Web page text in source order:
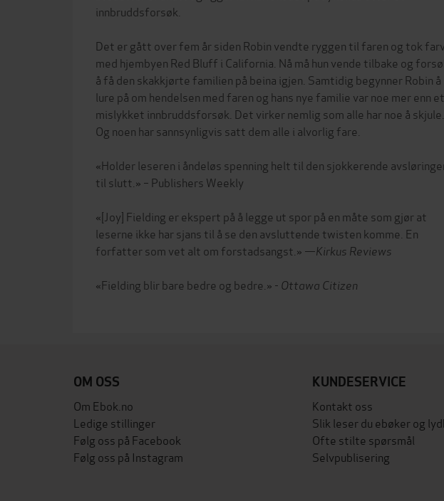
innbruddsforsøk.
Det er gått over fem år siden Robin vendte ryggen til faren og tok
med hjembyen Red Bluff i California. Nå må hun vende tilbake og
å få den skakkjørte familien på beina igjen. Samtidig begynner Robin å
lure på om hendelsen med faren og hans nye familie var noe mer enn et
mislykket innbruddsforsøk. Det virker nemlig som alle har noe å skjule.
Og noen har sannsynligvis satt dem alle i alvorlig fare.
«Holder leseren i åndeløs spenning helt til den sjokkerende
til slutt.» – Publishers Weekly
«[Joy] Fielding er ekspert på å legge ut spor på en måte som gjør at
leserne ikke har sjans til å se den avsluttende twisten komme. En
forfatter som vet alt om forstadsangst.» —Kirkus Reviews
«Fielding blir bare bedre og bedre.» - Ottawa Citizen
OM OSS
Om Ebok.no
Ledige stillinger
Følg oss på Facebook
Følg oss på Instagram
KUNDESERVICE
Kontakt oss
Slik leser du ebøker og
Ofte stilte spørsmål
Selvpublisering